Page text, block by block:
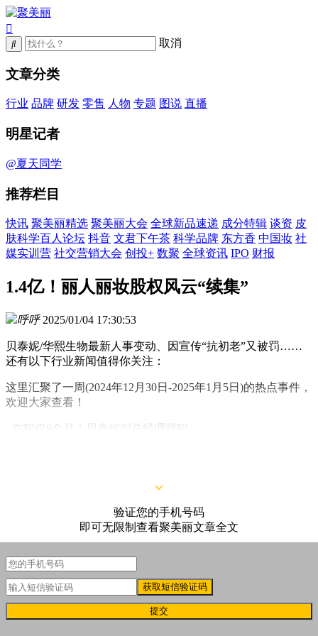
取消
文章分类
行业 品牌 研发 零售 人物 专题 图说 直播
明星记者
@夏天同学
推荐栏目
快讯 聚美丽精选 聚美丽大会 全球新品速递 成分特辑 谈资 皮
肤科学百人论坛 抖音 文君下午茶 科学品牌 东方香 中国妆 社
媒实训营 社交营销大会 创投+ 数聚 全球资讯 IPO 财报
1.4亿！丽人丽妆股权风云“续集”
呼呼 2025/01/04 17:30:53
贝泰妮/华熙生物最新人事变动、因宣传“抗初老”又被罚……
还有以下行业新闻值得你关注：
这里汇聚了一周(2024年12月30日-2025年1月5日)的热点事件，
欢迎大家查看！
- 在职仅8个月！贝泰妮副总经理辞职
验证您的手机号码
即可无限制查看聚美丽文章全文
获取短信验证码
提交